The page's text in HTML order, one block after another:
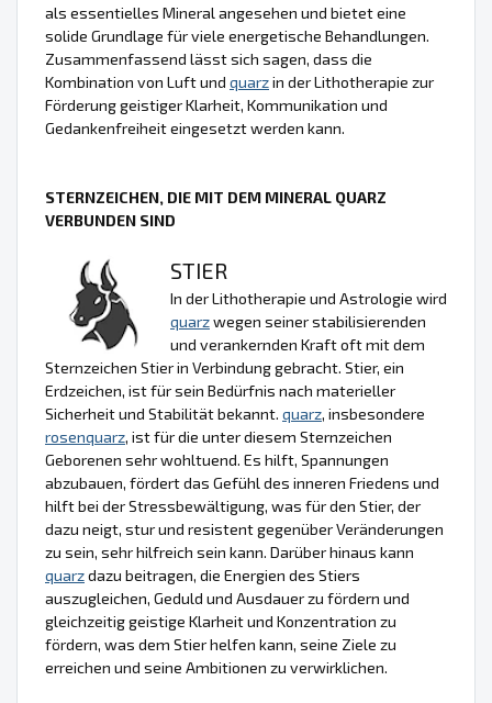
als essentielles Mineral angesehen und bietet eine
solide Grundlage für viele energetische Behandlungen.
Zusammenfassend lässt sich sagen, dass die
Kombination von Luft und quarzin der Lithotherapie zur
Förderung geistiger Klarheit, Kommunikation und
Gedankenfreiheit eingesetzt werden kann.
STERNZEICHEN, DIE MIT DEM MINERAL QUARZ
VERBUNDEN SIND
STIER
In der Lithotherapie und Astrologie wird
quarzwegen seiner stabilisierenden
und verankernden Kraft oft mit dem
Sternzeichen Stier in Verbindung gebracht. Stier, ein
Erdzeichen, ist für sein Bedürfnis nach materieller
Sicherheit und Stabilität bekannt. quarz, insbesondere
rosenquarz, ist für die unter diesem Sternzeichen
Geborenen sehr wohltuend. Es hilft, Spannungen
abzubauen, fördert das Gefühl des inneren Friedens und
hilft bei der Stressbewältigung, was für den Stier, der
dazu neigt, stur und resistent gegenüber Veränderungen
zu sein, sehr hilfreich sein kann. Darüber hinaus kann
quarzdazu beitragen, die Energien des Stiers
auszugleichen, Geduld und Ausdauer zu fördern und
gleichzeitig geistige Klarheit und Konzentration zu
fördern, was dem Stier helfen kann, seine Ziele zu
erreichen und seine Ambitionen zu verwirklichen.